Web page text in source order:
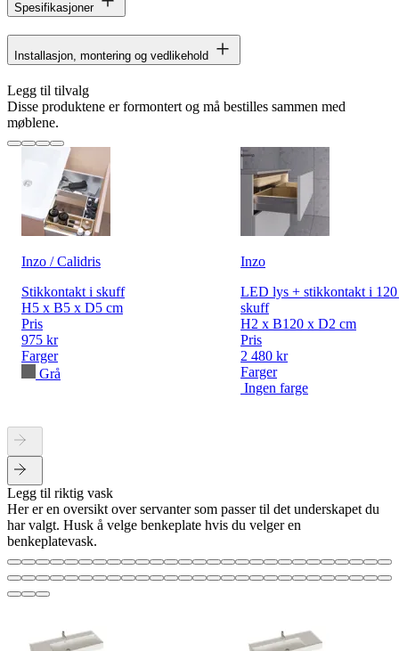
Spesifikasjoner
Installasjon, montering og vedlikehold
Legg til tilvalg
Disse produktene er formontert og må bestilles sammen med
møblene.
Inzo / Calidris
Stikkontakt i skuff
H5 x B5 x D5 cm
Pris
975 kr
Farger
Grå
Inzo
LED lys + stikkontakt i
skuff
H2 x B120 x D2 cm
Pris
2 480 kr
Farger
Ingen farge
Legg til riktig vask
Her er en oversikt over servanter som passer til det underskapet du
har valgt. Husk å velge benkeplate hvis du velger en
benkeplatevask.